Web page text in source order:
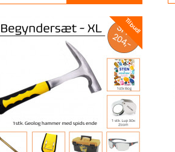
Tilbud!